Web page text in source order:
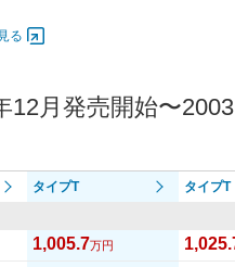
る
12月発売開始〜2003
タイプT タイプT
1,005.7万円